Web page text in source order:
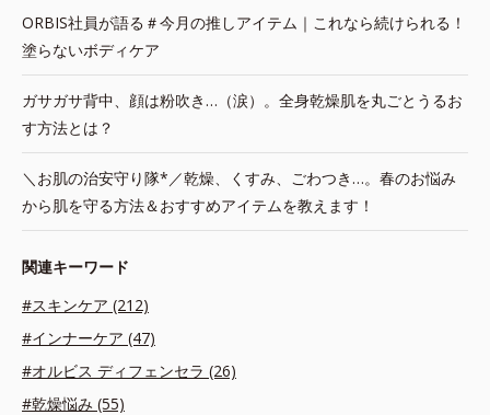
ORBIS社員が語る＃今月の推しアイテム｜これなら続けられる！
塗らないボディケア
ガサガサ背中、顔は粉吹き…（涙）。全身乾燥肌を丸ごとうるお
す方法とは？
＼お肌の治安守り隊*／乾燥、くすみ、ごわつき…。春のお悩み
から肌を守る方法＆おすすめアイテムを教えます！
関連キーワード
#スキンケア (212)
#インナーケア (47)
#オルビス ディフェンセラ (26)
#乾燥悩み (55)